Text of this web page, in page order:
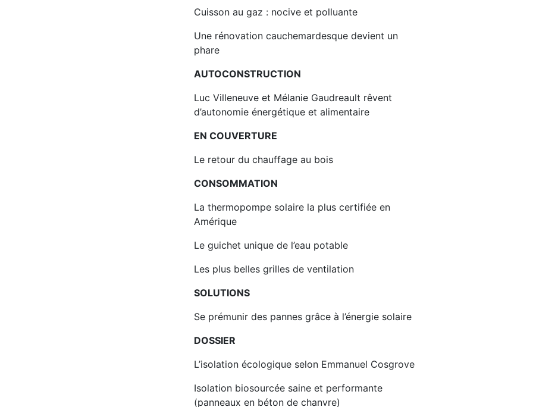
Cuisson au gaz : nocive et polluante
Une rénovation cauchemardesque devient un
phare
AUTOCONSTRUCTION
Luc Villeneuve et Mélanie Gaudreault rêvent
d’autonomie énergétique et alimentaire
EN COUVERTURE
Le retour du chauffage au bois
CONSOMMATION
La thermopompe solaire la plus certifiée en
Amérique
Le guichet unique de l’eau potable
Les plus belles grilles de ventilation
SOLUTIONS
Se prémunir des pannes grâce à l’énergie solaire
DOSSIER
L’isolation écologique selon Emmanuel Cosgrove
Isolation biosourcée saine et performante
(panneaux en béton de chanvre)